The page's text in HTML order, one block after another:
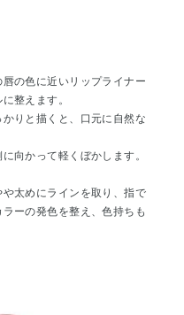
の色に近いリップライナー
整えます。
りと描くと、口元に自然な
向かって軽くぼかします。
太めにラインを取り、指で
ーの発色を整え、色持ちも